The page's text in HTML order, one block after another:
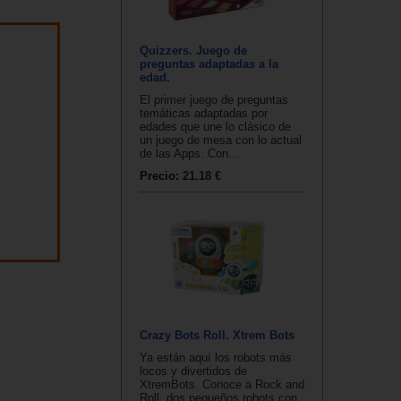
Quizzers. Juego de
preguntas adaptadas a la
edad.
El primer juego de preguntas
temáticas adaptadas por
edades que une lo clásico de
un juego de mesa con lo actual
de las Apps. Con...
Precio: 21.18 €
Crazy Bots Roll. Xtrem Bots
Ya están aquí los robots más
locos y divertidos de
XtremBots. Conoce a Rock and
Roll, dos pequeños robots con